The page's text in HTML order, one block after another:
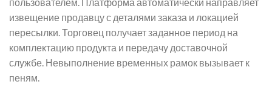
извещение продавцу с деталями заказа и локацией
пересылки. Торговец получает заданное период на
комплектацию продукта и передачу доставочной
службе. Невыполнение временных рамок вызывает к
пеням.